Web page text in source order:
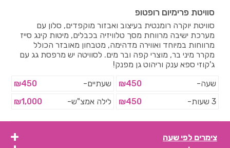
סוויטת פרימיום רופטופ
סוויטת יוקרה רומנטית בעיצוב ואבזור מוקפדים, סלון עם
מערכת ישיבה מרווחת מסך טלוויזיה בכבלים, מיטות קינג סייז
מרווחות במיוחד ואווירה מדהימה, מטבחון מאובזר הכולל
מקרר מיני בר, מוצרי קפה ובר מים. לסוויטה יש מרפסת גג עם
ג'קוזי ספא ענק וריהוט גן מפנק!
שעה-
₪450 שעתיים-
₪450
3 שעות-
₪450 לילה אמצ"ש- ₪1,000
צימרים לפי שעה